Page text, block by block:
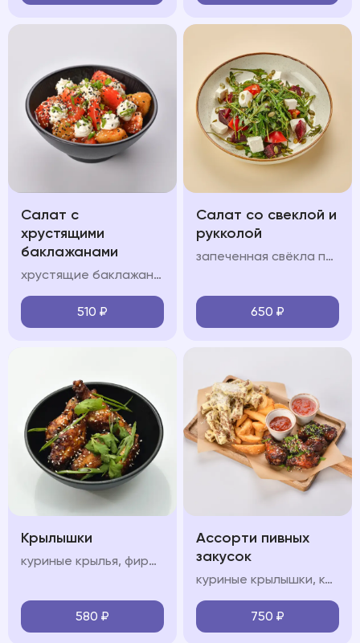
Салат с
хрустящими
баклажанами
хрустящие баклажаны подаются с помидорами, сливочным сыром, пикантной заправкой, зеленым луком и кинзой
510 ₽
Салат со свеклой и
рукколой
запеченная свёкла подается с сыром фета, орехово-медовой заправкой и тыквенными семечками с добавлением руколы
650 ₽
Крылышки
куриные крылья, фирменный соус, кинза
580 ₽
Ассорти пивных
закусок
куриные крылышки, картофель спайс, чесночные гренки, кетчуп, соус сладкий чили
750 ₽